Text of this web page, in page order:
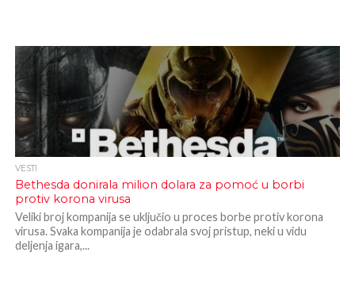
VESTI
Bethesda donirala milion dolara za pomoć u borbi
protiv korona virusa
Veliki broj kompanija se uključio u proces borbe protiv korona
virusa. Svaka kompanija je odabrala svoj pristup, neki u vidu
deljenja igara,...